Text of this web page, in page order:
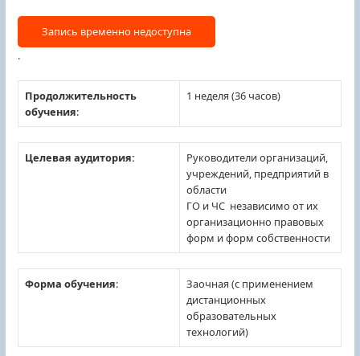
.
Продолжительность
обучения:
1 неделя (36 часов)
Целевая аудитория:
Руководители организаций,
учреждений, предприятий в
области
ГО и ЧС независимо от их
организационно правовых
форм и форм собственности
Форма обучения:
Заочная (с применением
дистанционных
образовательных
технологий)